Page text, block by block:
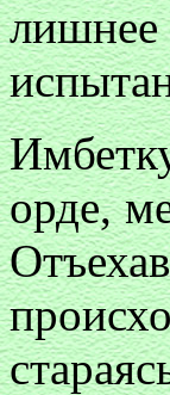
лишнее
орде,